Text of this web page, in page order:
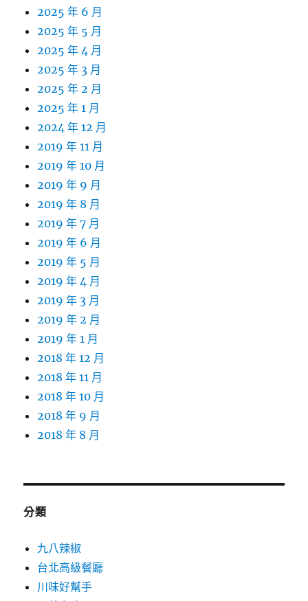
2025 年 6 月
2025 年 5 月
2025 年 4 月
2025 年 3 月
2025 年 2 月
2025 年 1 月
2024 年 12 月
2019 年 11 月
2019 年 10 月
2019 年 9 月
2019 年 8 月
2019 年 7 月
2019 年 6 月
2019 年 5 月
2019 年 4 月
2019 年 3 月
2019 年 2 月
2019 年 1 月
2018 年 12 月
2018 年 11 月
2018 年 10 月
2018 年 9 月
2018 年 8 月
分類
九八辣椒
台北高級餐廳
川味好幫手